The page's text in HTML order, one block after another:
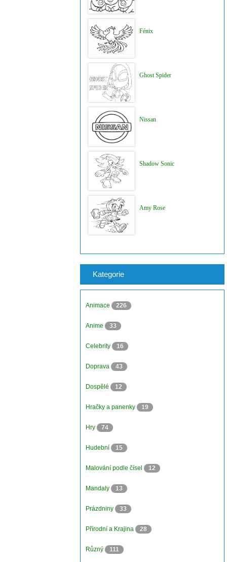
Fénix
Ghost Spider
Nissan
Shadow Sonic
Amy Rose
Kategorie
Animace 226
Anime 33
Celebrity 16
Doprava 43
Dospělé 12
Hračky a panenky 19
Hry 74
Hudební 15
Malování podle čísel 12
Mandaly 13
Prázdniny 33
Přírodní a Krajina 28
Různý 111